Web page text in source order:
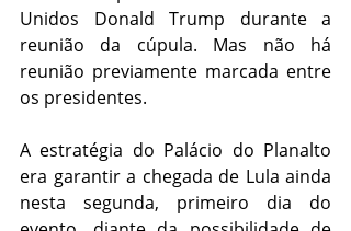
Unidos Donald Trump durante a
reunião da cúpula. Mas não há
reunião previamente marcada entre
os presidentes.
A estratégia do Palácio do Planalto
era garantir a chegada de Lula ainda
nesta segunda, primeiro dia do